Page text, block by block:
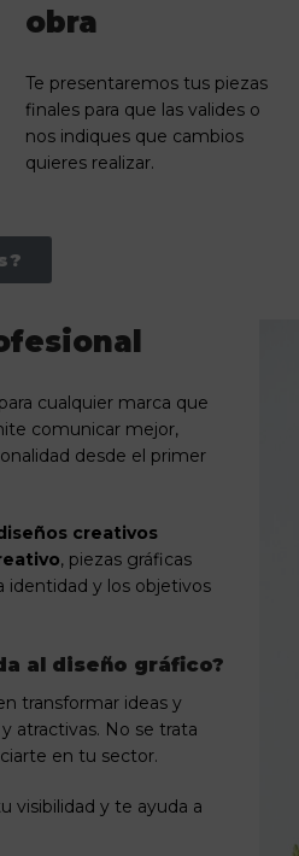
obra
Te presentaremos tus piezas
finales para que las valides o
nos indiques que cambios
quieres realizar.
cualquier marca que
comunicar mejor,
desde el primer
creativos
, piezas gráficas
identidad y los objetivos
al diseño gráfico?
transformar ideas y
atractivas. No se trata
en tu sector.
visibilidad y te ayuda a